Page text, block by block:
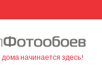
начинается здесь!